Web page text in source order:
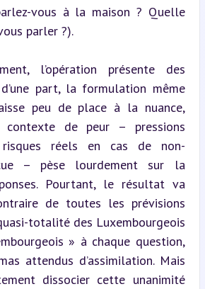
vous à la maison ? Quelle
parler ?).
l’opération présente des
part, la formulation même
peu de place à la nuance,
contexte de peur – pressions
risques réels en cas de non-
– pèse lourdement sur la
Pourtant, le résultat va
de toutes les prévisions
totalité des Luxembourgeois
» à chaque question,
attendus d’assimilation. Mais
dissocier cette unanimité